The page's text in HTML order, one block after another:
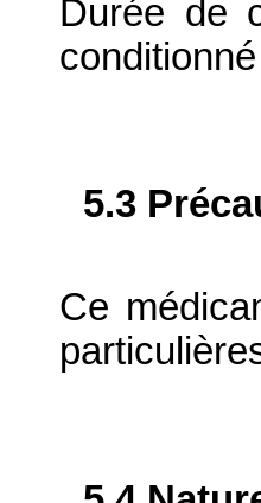
Durée de
5.3
Ce